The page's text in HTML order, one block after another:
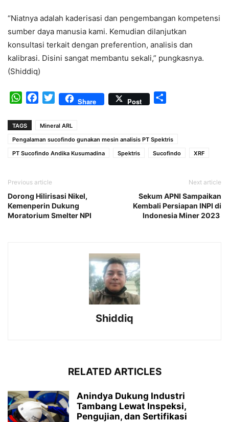
“Niatnya adalah kaderisasi dan pengembangan kompetensi
sumber daya manusia kami. Kemudian dilanjutkan
konsultasi terkait dengan preferention, analisis dan
kalibrasi. Disini sangat membantu sekali,” pungkasnya.
(Shiddiq)
WhatsAppFacebook
TwitterShare Post
TAGS
Mineral ARL
Pengalaman sucofindo gunakan mesin analisis PT Spektris
PT Sucofindo Andika Kusumadina
Spektris Sucofindo XRF
Previous article
Dorong Hilirisasi Nikel,
Kemenperin Dukung
Moratorium Smelter NPI
Next article
Sekum APNI Sampaikan
Kembali Persiapan INPI di
Indonesia Miner 2023
Shiddiq
RELATED ARTICLES
Anindya Dukung Industri
Tambang Lewat Inspeksi,
Pengujian, dan Sertifikasi